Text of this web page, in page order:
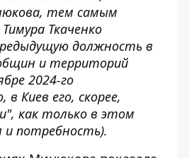
тем самым
Ткаченко
должность в
и территорий
2024-го
в Киев его, скорее,
как только в этом
и потребность).